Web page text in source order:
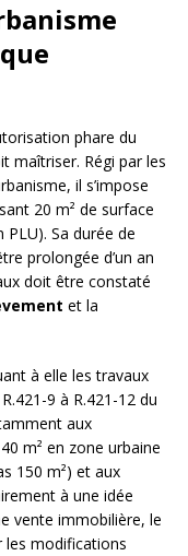
phare du
maîtriser. Régi par les
il s’impose
20 m² de surface
PLU). Sa durée de
prolongée d’un an
doit être constaté
et la
à elle les travaux
9 à R.421-12 du
aux
m² en zone urbaine
150 m²) et aux
à une idée
vente immobilière, le
les modifications